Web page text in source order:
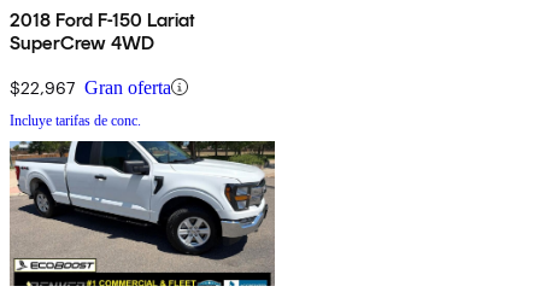
2018 Ford F-150 Lariat
SuperCrew 4WD
$22,967 Gran oferta
Incluye tarifas de conc.